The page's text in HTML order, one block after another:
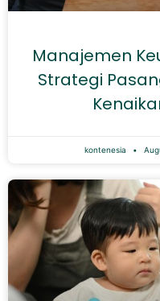
Manajemen
Strategi
kontenesia